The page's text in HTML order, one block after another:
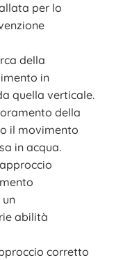
per lo
della
in
quella verticale.
della
il movimento
in acqua.
abilità
corretto